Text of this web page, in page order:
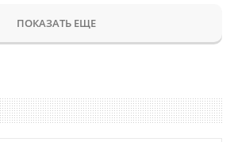
ПОКАЗАТЬ ЕЩЕ